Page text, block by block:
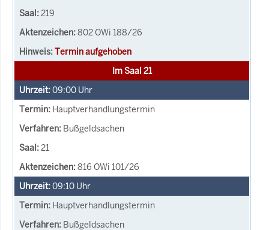
219
802 OWi 188/26
Termin aufgehoben
Im Saal 21
09:00 Uhr
Hauptverhandlungstermin
Bußgeldsachen
21
816 OWi 101/26
09:10 Uhr
Hauptverhandlungstermin
Bußgeldsachen